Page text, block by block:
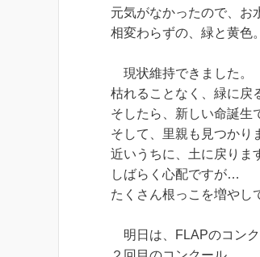
元気がなかったので、お
相変わらずの、緑と黄色。
現状維持できました。
枯れることなく、緑に戻
そしたら、新しい命誕生
そして、里親も見つかり
近いうちに、土に戻りま
しばらく心配ですが…
たくさん根っこを増やし
明日は、FLAPのコンク